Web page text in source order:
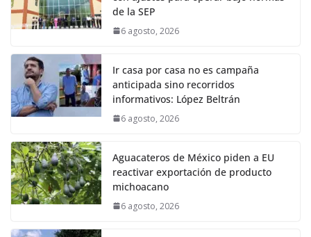
de la SEP
6 agosto, 2026
Ir casa por casa no es campaña
anticipada sino recorridos
informativos: López Beltrán
6 agosto, 2026
Aguacateros de México piden a EU
reactivar exportación de producto
michoacano
6 agosto, 2026